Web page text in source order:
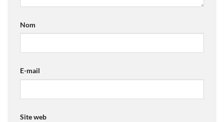
Nom
E-mail
Site web